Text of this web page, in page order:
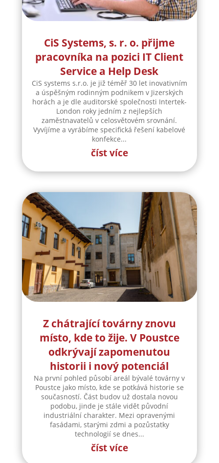
CiS Systems, s. r. o. přijme
pracovníka na pozici IT Client
Service a Help Desk
CiS systems s.r.o. je již téměř 30 let inovativním
a úspěšným rodinným podnikem v Jizerských
horách a je dle auditorské společnosti Intertek-
London roky jedním z nejlepších
zaměstnavatelů v celosvětovém srovnání.
Vyvíjíme a vyrábíme specifická řešení kabelové
konfekce...
číst více
Z chátrající továrny znovu
místo, kde to žije. V Poustce
odkrývají zapomenutou
historii i nový potenciál
Na první pohled působí areál bývalé továrny v
Poustce jako místo, kde se potkává historie se
současností. Část budov už dostala novou
podobu, jinde je stále vidět původní
industriální charakter. Mezi opravenými
fasádami, starými zdmi a pozůstatky
technologií se dnes...
číst více